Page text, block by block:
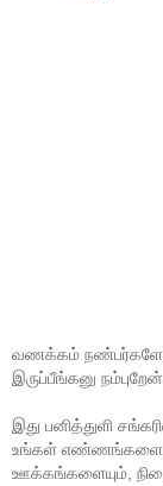
வணக்கம்
இருப்பீங்கனு
இது பனித்துளி
உங்கள்
ஊக்கங்களையும்,